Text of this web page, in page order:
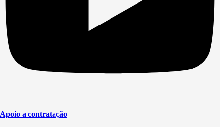
Apoio a contratação